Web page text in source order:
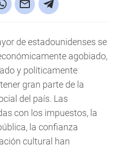
de estadounidenses se
agobiado,
y políticamente
gran parte de la
del país. Las
con los impuestos, la
la confianza
cultural han